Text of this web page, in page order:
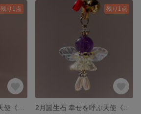
残り1点 残り1点